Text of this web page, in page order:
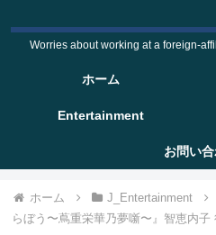
Worries about working at a foreign-
ホーム
Entertainment
お問い
ホーム J_Entertainment
らぼう〜蔦重栄華乃夢噺〜』智恵内